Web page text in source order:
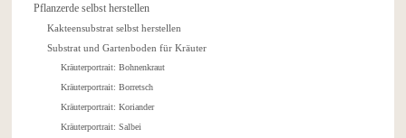
Pflanzerde selbst herstellen
Kakteensubstrat selbst herstellen
Substrat und Gartenboden für Kräuter
Kräuterportrait: Bohnenkraut
Kräuterportrait: Borretsch
Kräuterportrait: Koriander
Kräuterportrait: Salbei